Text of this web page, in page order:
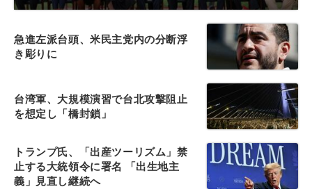
急進左派台頭、米民主党内の分断浮
き彫りに
台湾軍、大規模演習で台北攻撃阻止
を想定し「橋封鎖」
トランプ氏、「出産ツーリズム」禁
止する大統領令に署名 「出生地主
義」見直し継続へ